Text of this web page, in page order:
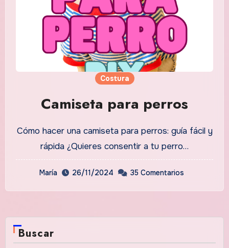
Costura
Camiseta para perros
Cómo hacer una camiseta para perros: guía fácil y
rápida ¿Quieres consentir a tu perro…
María 26/11/2024 35 Comentarios
Buscar